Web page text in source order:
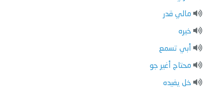
مالي قدر
خيره
أبي تسمع
محتاج أغير جو
خل يفيده